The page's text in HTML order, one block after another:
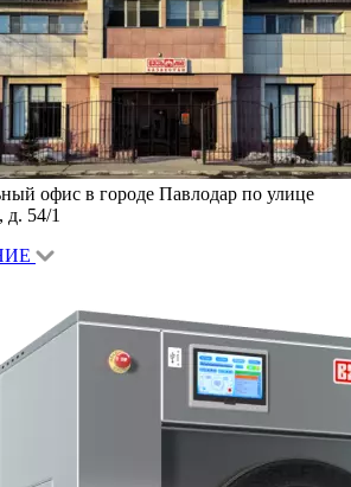
офис в городе Павлодар по улице
д. 54/1